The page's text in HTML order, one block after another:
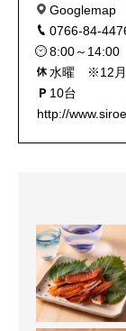
Googlemap
0766-84-
8:00～14:00
水曜 ※12月
10台
http://